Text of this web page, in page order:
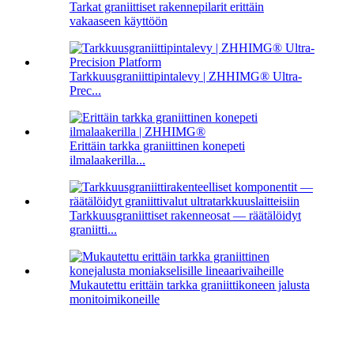
Tarkat graniittiset rakennepilarit erittäin
vakaaseen käyttöön
Tarkkuusgraniittipintalevy | ZHHIMG® Ultra-
Prec...
Erittäin tarkka graniittinen konepeti
ilmalaakerilla...
Tarkkuusgraniittiset rakenneosat — räätälöidyt
graniitti...
Mukautettu erittäin tarkka graniittikoneen jalusta
monitoimikoneille